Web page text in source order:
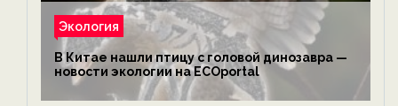
Экология
В Китае нашли птицу с головой динозавра —
новости экологии на ECOportal